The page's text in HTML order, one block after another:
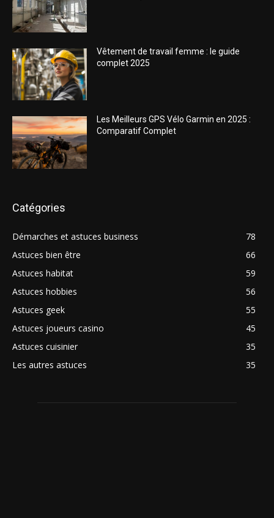
Vêtement de travail femme : le guide
complet 2025
Les Meilleurs GPS Vélo Garmin en 2025 :
Comparatif Complet
Catégories
Démarches et astuces business
78
Astuces bien être
66
Astuces habitat
59
Astuces hobbies
56
Astuces geek
55
Astuces joueurs casino
45
Astuces cuisinier
35
Les autres astuces
35